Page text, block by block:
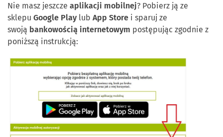
Nie masz jeszcze aplikacji mobilnej? Pobierz ją ze
sklepu Google Play lub App Store i sparuj ze
swoją bankowością internetowym postępując zgodnie z
poniższą instrukcją: